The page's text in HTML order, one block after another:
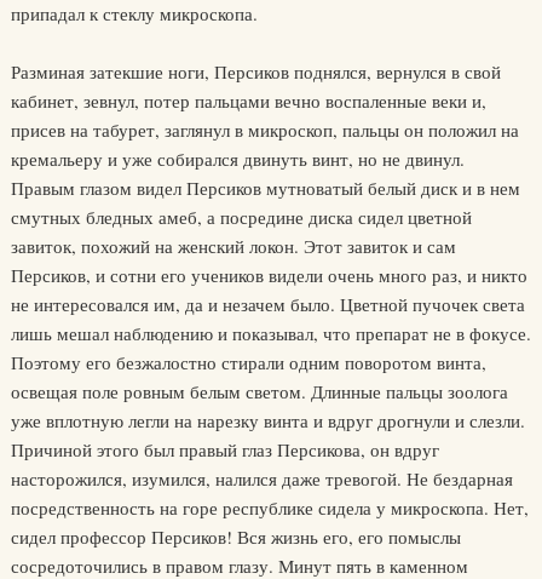
припадал к стеклу микроскопа.
Разминая затекшие ноги, Персиков поднялся, вернулся в свой
кабинет, зевнул, потер пальцами вечно воспаленные веки и,
присев на табурет, заглянул в микроскоп, пальцы он положил на
кремальеру и уже собирался двинуть винт, но не двинул.
Правым глазом видел Персиков мутноватый белый диск и в нем
смутных бледных амеб, а посредине диска сидел цветной
завиток, похожий на женский локон. Этот завиток и сам
Персиков, и сотни его учеников видели очень много раз, и никто
не интересовался им, да и незачем было. Цветной пучочек света
лишь мешал наблюдению и показывал, что препарат не в фокусе.
Поэтому его безжалостно стирали одним поворотом винта,
освещая поле ровным белым светом. Длинные пальцы зоолога
уже вплотную легли на нарезку винта и вдруг дрогнули и слезли.
Причиной этого был правый глаз Персикова, он вдруг
насторожился, изумился, налился даже тревогой. Не бездарная
посредственность на горе республике сидела у микроскопа. Нет,
сидел профессор Персиков! Вся жизнь его, его помыслы
сосредоточились в правом глазу. Минут пять в каменном